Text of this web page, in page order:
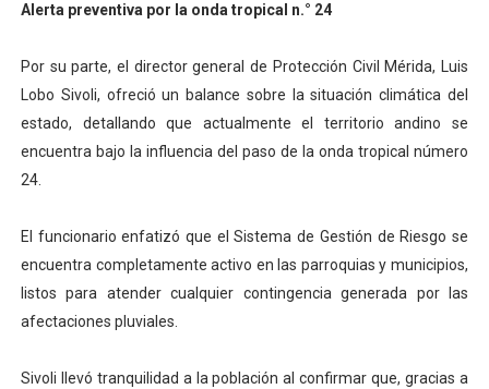
Alerta preventiva por la onda tropical n.° 24
Por su parte, el director general de Protección Civil Mérida, Luis
Lobo Sivoli, ofreció un balance sobre la situación climática del
estado, detallando que actualmente el territorio andino se
encuentra bajo la influencia del paso de la onda tropical número
24.
El funcionario enfatizó que el Sistema de Gestión de Riesgo se
encuentra completamente activo en las parroquias y municipios,
listos para atender cualquier contingencia generada por las
afectaciones pluviales.
Sivoli llevó tranquilidad a la población al confirmar que, gracias a